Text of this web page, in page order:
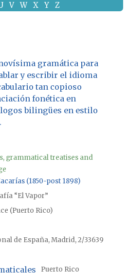
V W X Y Z
gramática para
y escribir el idioma
tan copioso
fonética en
bilingües en estilo
grammatical treatises and
(1850-post 1898)
“El Vapor”
(Puerto Rico)
de España, Madrid, 2/33639
Puerto Rico